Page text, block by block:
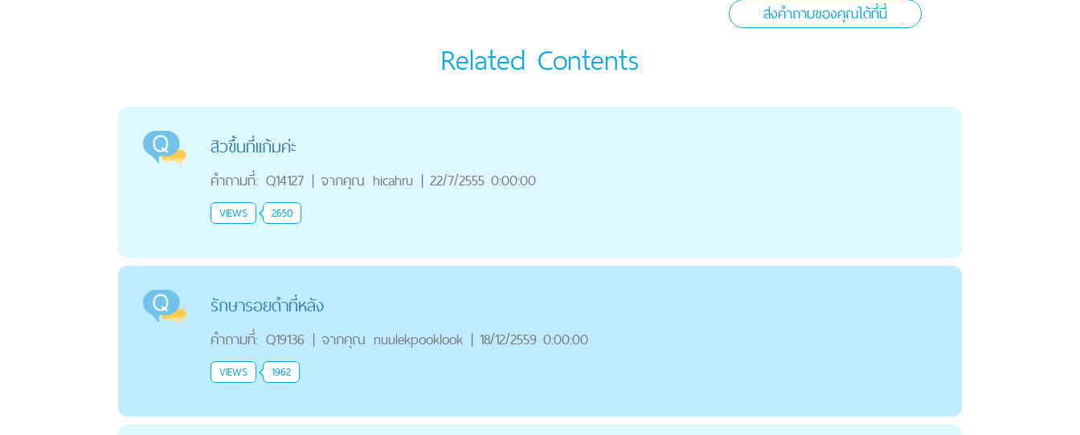
ส่งคำถามของคุณได้ที่นี่
Related Contents
สิวขึ้นที่เเก้มค่ะ
คำถามที่: Q14127 | จากคุณ hicahru | 22/7/2555 0:00:00
VIEWS 2650
รักษารอยดำที่หลัง
คำถามที่: Q19136 | จากคุณ nuulekpooklook | 18/12/2559 0:00:00
VIEWS 1962